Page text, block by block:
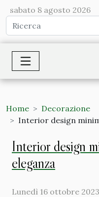
sabato 8 agosto 2026
Home
Decorazione
Interior design
Interior design
eleganza
Lunedì 16 ottobre 2023